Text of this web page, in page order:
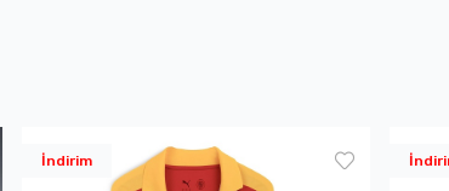
İndirim